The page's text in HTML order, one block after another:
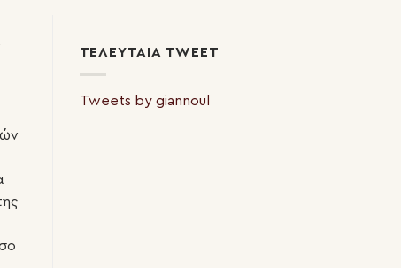
ΤΕΛΕΥΤΑΊΑ TWEET
Tweets by giannoul